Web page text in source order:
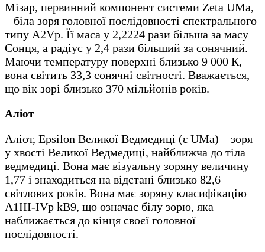
Мізар, первинний компонент системи Zeta UMa,
– біла зоря головної послідовності спектрального
типу A2Vp. Її маса у 2,2224 рази більша за масу
Сонця, а радіус у 2,4 рази більший за сонячний.
Маючи температуру поверхні близько 9 000 К,
вона світить 33,3 сонячні світності. Вважається,
що вік зорі близько 370 мільйонів років.
Аліот
Аліот, Epsilon Великої Ведмедиці (ε UMa) – зоря
у хвості Великої Ведмедиці, найближча до тіла
ведмедиці. Вона має візуальну зоряну величину
1,77 і знаходиться на відстані близько 82,6
світлових років. Вона має зоряну класифікацію
A1III-IVp kB9, що означає білу зорю, яка
наближається до кінця своєї головної
послідовності.